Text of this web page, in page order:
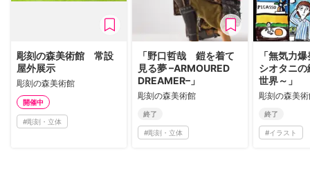
彫刻の森美術館 常設
屋外展示
彫刻の森美術館
開催中
#彫刻・立体
「野口哲哉 鎧を着て
見る夢 –ARMOURED
DREAMER–」
彫刻の森美術館
終了
#彫刻・立体
「無気力
シオタニ
世界～」
彫刻の森美
終了
#イラスト